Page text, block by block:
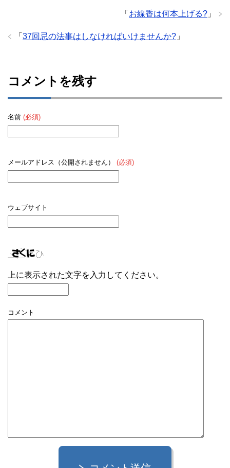
「 お線香は何本上げる? 」
「 37回忌の法事はしなければいけませんか? 」
コメントを残す
名前 (必須)
メールアドレス（公開されません） (必須)
ウェブサイト
上に表示された文字を入力してください。
コメント